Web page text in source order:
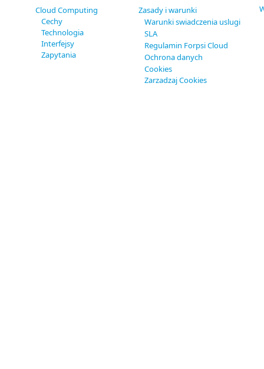
Cloud Computing
Cechy
Technologia
Interfejsy
Zapytania
Zasady i warunki
Warunki swiadczenia uslugi
SLA
Regulamin Forpsi Cloud
Ochrona danych
Cookies
Zarzadzaj Cookies